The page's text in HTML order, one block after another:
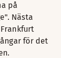
på
Nästa
för det